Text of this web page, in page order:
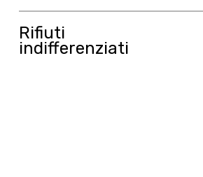
Rifiuti
indifferenziati